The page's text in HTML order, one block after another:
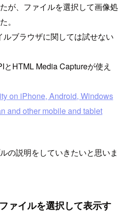
が、ファイルを選択して画像処
。
ブラウザに関しては試せない
HTML Media Captureが使え
on iPhone, Android, Windows
and other mobile and tablet
の説明をしていきたいと思いま
ァイルを選択して表示す